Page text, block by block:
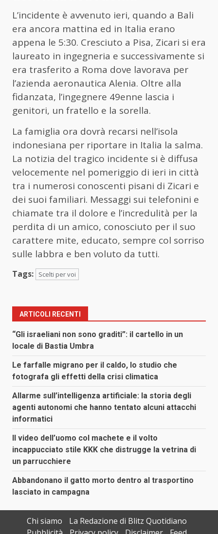
L’incidente è avvenuto ieri, quando a Bali
era ancora mattina ed in Italia erano
appena le 5:30. Cresciuto a Pisa, Zicari si era
laureato in ingegneria e successivamente si
era trasferito a Roma dove lavorava per
l’azienda aeronautica Alenia. Oltre alla
fidanzata, l’ingegnere 49enne lascia i
genitori, un fratello e la sorella.
La famiglia ora dovrà recarsi nell’isola
indonesiana per riportare in Italia la salma.
La notizia del tragico incidente si è diffusa
velocemente nel pomeriggio di ieri in città
tra i numerosi conoscenti pisani di Zicari e
dei suoi familiari. Messaggi sui telefonini e
chiamate tra il dolore e l’incredulità per la
perdita di un amico, conosciuto per il suo
carattere mite, educato, sempre col sorriso
sulle labbra e ben voluto da tutti.
Tags: Scelti per voi
ARTICOLI RECENTI
“Gli israeliani non sono graditi”: il cartello in un
locale di Bastia Umbra
Le farfalle migrano per il caldo, lo studio che
fotografa gli effetti della crisi climatica
Allarme sull’intelligenza artificiale: la storia degli
agenti autonomi che hanno tentato alcuni attacchi
informatici
Il video dell’uomo col machete e il volto
incappucciato stile KKK che distrugge la vetrina di
un parrucchiere
Abbandonano il gatto morto dentro al trasportino
lasciato in campagna
Chi siamo
La Redazione di Blitz Quotidiano